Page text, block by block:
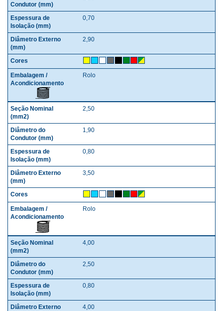
0,70
2,90
Rolo
2,50
1,90
0,80
3,50
Rolo
4,00
2,50
0,80
4,00